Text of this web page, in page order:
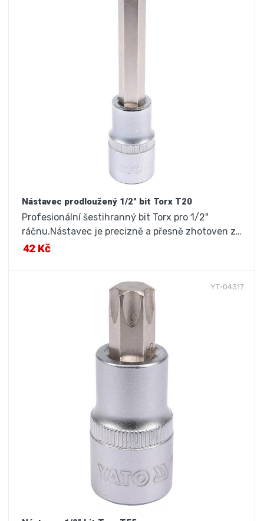
Nástavec prodloužený 1/2" bit Torx T20
Profesionální šestihranný bit Torx pro 1/2"
ráčnu.Nástavec je precizně a přesně zhotoven z…
42 Kč
YT-04317